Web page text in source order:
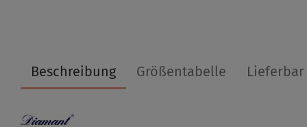
Beschreibung Größentabelle Lieferbar